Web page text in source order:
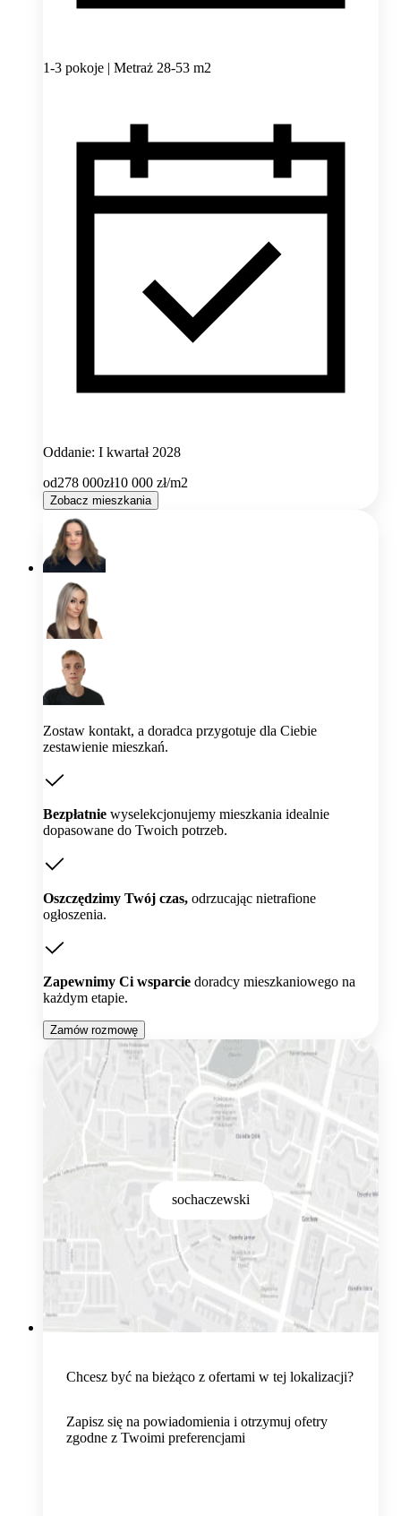
1-3 pokoje | Metraż 28-53 m2
Oddanie: I kwartał 2028
od278 000zł10 000 zł/m2
Zobacz mieszkania
Zostaw kontakt, a doradca przygotuje dla Ciebie
zestawienie mieszkań.
Bezpłatnie wyselekcjonujemy mieszkania idealnie
dopasowane do Twoich potrzeb.
Oszczędzimy Twój czas, odrzucając nietrafione
ogłoszenia.
Zapewnimy Ci wsparcie doradcy mieszkaniowego na
każdym etapie.
Zamów rozmowę
sochaczewski
Chcesz być na bieżąco z ofertami w tej lokalizacji?
Zapisz się na powiadomienia i otrzymuj ofetry
zgodne z Twoimi preferencjami